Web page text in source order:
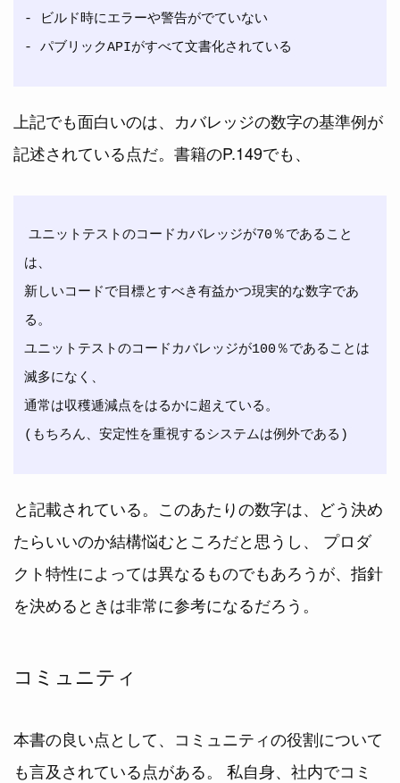
- ビルド時にエラーや警告がでていない
上記でも面白いのは、カバレッジの数字の基準例が
記述されている点だ。書籍のP.149でも、
ユニットテストのコードカバレッジが70％であること
は、
新しいコードで目標とすべき有益かつ現実的な数字であ
る。
ユニットテストのコードカバレッジが100％であることは
滅多になく、
通常は収穫逓減点をはるかに超えている。
と記載されている。このあたりの数字は、どう決め
たらいいのか結構悩むところだと思うし、 プロダ
クト特性によっては異なるものでもあろうが、指針
を決めるときは非常に参考になるだろう。
コミュニティ
本書の良い点として、コミュニティの役割について
も言及されている点がある。 私自身、社内でコミ